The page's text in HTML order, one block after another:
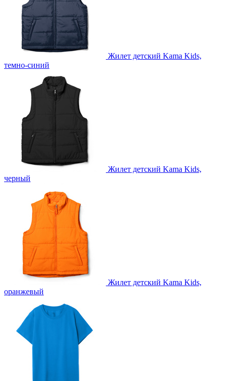
Жилет детский Kama Kids,
темно-синий
Жилет детский Kama Kids,
черный
Жилет детский Kama Kids,
оранжевый